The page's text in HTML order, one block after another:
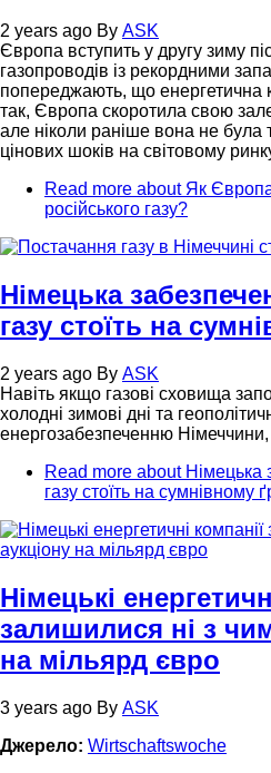
2 years ago By ASK
Європа вступить у другу зиму
газопроводів із рекордними
попереджають, що енергетична
так, Європа скоротила свою
але ніколи раніше вона не
цінових шоків на світовому
Read more about Як
російського газу?
Німецька
газу стоїть на
2 years ago By ASK
Навіть якщо газові сховища
холодні зимові дні та
енергозабезпеченню
Read more about Німецька
газу стоїть на сумнівному
Німецькі
залишилися ні з
на мільярд євро
3 years ago By ASK
Джерело: Wirtschaftswoche